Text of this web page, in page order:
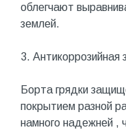
облегчают
землей.
3. Антикоррозийная
Борта грядки
покрытием разной
намного надежней ,